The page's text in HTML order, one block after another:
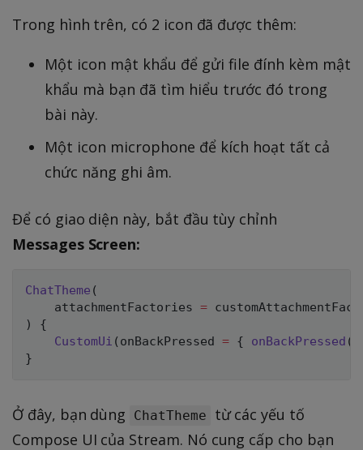
Trong hình trên, có 2 icon đã được thêm:
Một icon mật khẩu để gửi file đính kèm mật
khẩu mà bạn đã tìm hiểu trước đó trong
bài này.
Một icon microphone để kích hoạt tất cả
chức năng ghi âm.
Để có giao diện này, bắt đầu tùy chỉnh
Messages Screen:
ChatTheme (
    attachmentFactories
=
)
{
CustomUi ( onBackPressed = { onBackPressed (
}
Ở đây, bạn dùng ChatTheme
từ các yếu tố
Compose UI của Stream. Nó cung cấp cho bạn